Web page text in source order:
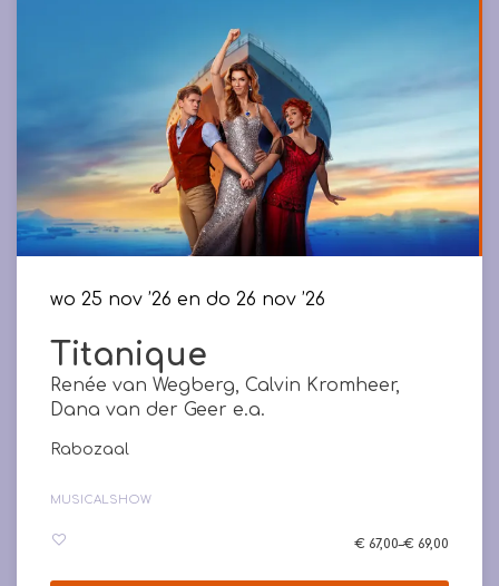
Titanique
Renée van Wegberg, Calvin Kromheer,
Dana van der Geer e.a.
wo 25 nov ’26 en do 26 nov ’26
Rabozaal
MUSICAL SHOW
€ 67,00–€ 69,00